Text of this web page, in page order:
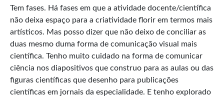
Tem fases. Há fases em que a atividade docente/científica
não deixa espaço para a criatividade florir em termos mais
artísticos. Mas posso dizer que não deixo de conciliar as
duas mesmo duma forma de comunicação visual mais
científica. Tenho muito cuidado na forma de comunicar
ciência nos diapositivos que construo para as aulas ou das
figuras científicas que desenho para publicações
científicas em jornais da especialidade. E tenho explorado